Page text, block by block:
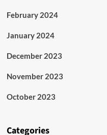
February 2024
January 2024
December 2023
November 2023
October 2023
Categories